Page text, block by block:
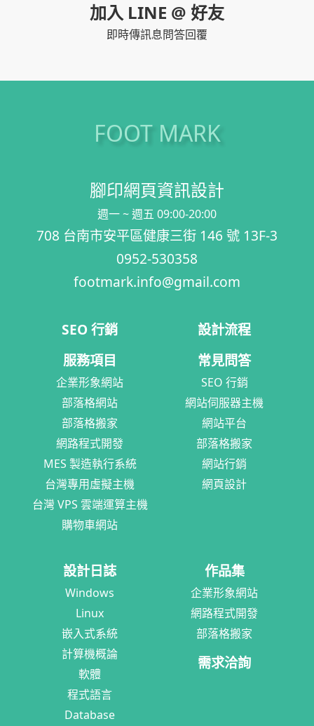
加入 LINE @ 好友
即時傳訊息問答回覆
FOOT MARK
腳印網頁資訊設計
週一 ~ 週五 09:00-20:00
708 台南市安平區健康三街 146 號 13F-3
0952-530358
footmark.info@gmail.com
SEO 行銷
服務項目
企業形象網站
部落格網站
部落格搬家
網路程式開發
MES 製造執行系統
台灣專用虛擬主機
台灣 VPS 雲端運算主機
購物車網站
設計流程
常見問答
SEO 行銷
網站伺服器主機
網站平台
部落格搬家
網站行銷
網頁設計
設計日誌
Windows
Linux
嵌入式系統
計算機概論
軟體
程式語言
Database
作品集
企業形象網站
網路程式開發
部落格搬家
需求洽詢